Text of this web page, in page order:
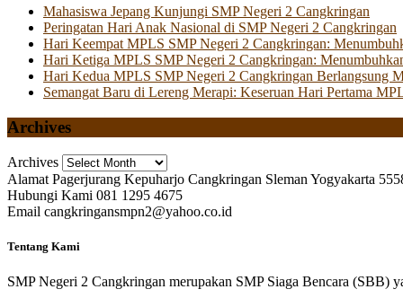
Mahasiswa Jepang Kunjungi SMP Negeri 2 Cangkringan
Peringatan Hari Anak Nasional di SMP Negeri 2 Cangkringan
Hari Keempat MPLS SMP Negeri 2 Cangkringan:
Hari Ketiga MPLS SMP Negeri 2 Cangkringan:
Hari Kedua MPLS SMP Negeri 2 Cangkringan Berlangsung
Semangat Baru di Lereng Merapi: Keseruan Hari Pertama
Archives
Archives
Alamat Pagerjurang Kepuharjo Cangkringan Sleman Yogyakarta
Hubungi Kami 081 1295 4675
Email cangkringansmpn2@yahoo.co.id
Tentang Kami
SMP Negeri 2 Cangkringan merupakan SMP Siaga Bencara (SBB)